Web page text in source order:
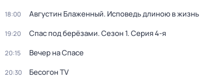
18:00 Августин Блаженный. Исповедь длиною в жизнь
19:20 Спас под берёзами. Сезон 1. Серия 4-я
20:15 Вечер на Спасе
20:30 Бесогон TV